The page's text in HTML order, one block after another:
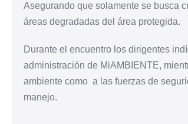
Asegurando que solamente se busca
áreas degradadas del área protegida.
Durante el encuentro los dirigentes
administración de MiAMBIENTE,
ambiente como a las fuerzas de
manejo.